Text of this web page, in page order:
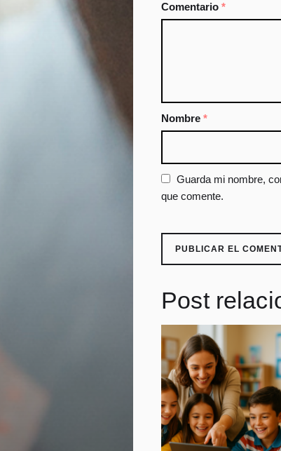
Comentario *
Nombre *
Guarda mi nombre,
que comente.
Post